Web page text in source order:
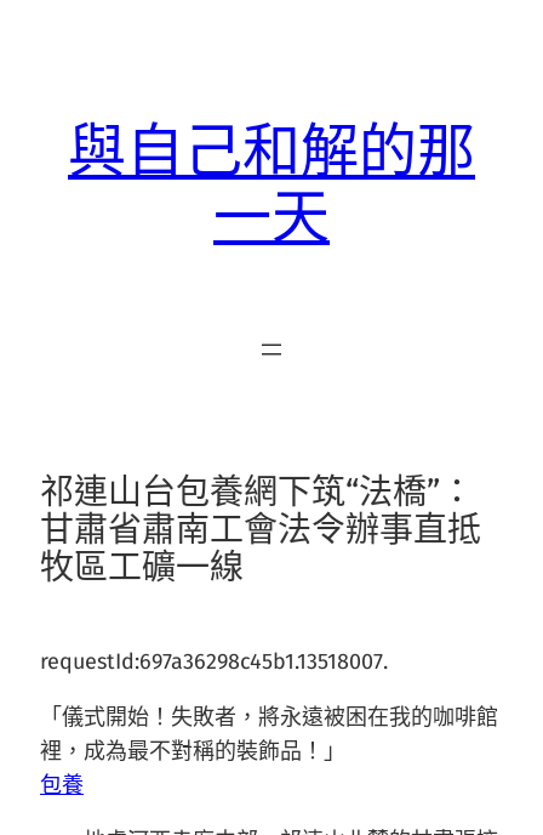
與自己和解的那
一天
祁連山台包養網下筑“法橋”：
甘肅省肅南工會法令辦事直抵
牧區工礦一線
requestId:697a36298c45b1.13518007.
「儀式開始！失敗者，將永遠被困在我的咖啡館
裡，成為最不對稱的裝飾品！」
包養